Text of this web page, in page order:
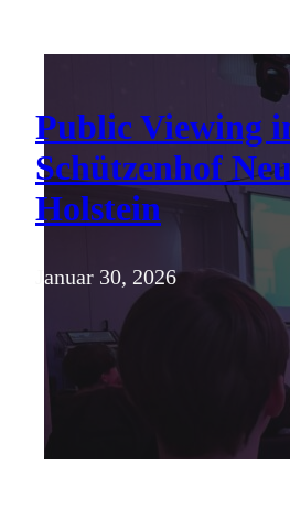
Public Viewing
Schützenhof
Holstein
Januar 30, 2026